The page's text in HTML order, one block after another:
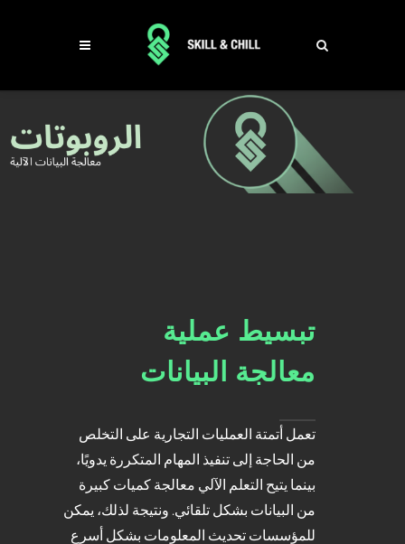
تبسيط عملية
معالجة البيانات
تعمل أتمتة العمليات التجارية على التخلص
من الحاجة إلى تنفيذ المهام المتكررة يدويًا،
بينما يتيح التعلم الآلي معالجة كميات كبيرة
من البيانات بشكل تلقائي. ونتيجة لذلك، يمكن
للمؤسسات تحديث المعلومات بشكل أسرع